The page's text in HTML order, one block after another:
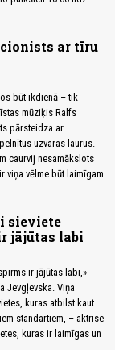
ar tīru
būt ikdienā – tik
mūziķis Ralfs
pārsteidza ar
uzvaras laurus.
caurvij nesamākslots
viņa vēlme būt laimīgam.
sieviete
jājūtas labi
ir jājūtas labi,»
Jevgļevska. Viņa
kuras atbilst kaut
standartiem, – aktrise
kuras ir laimīgas un